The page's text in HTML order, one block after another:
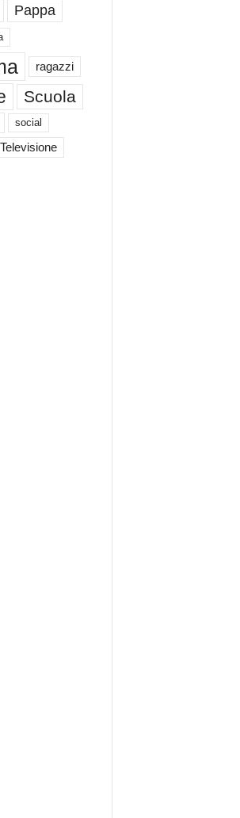
Pappa
ragazzi
Scuola
social
Televisione